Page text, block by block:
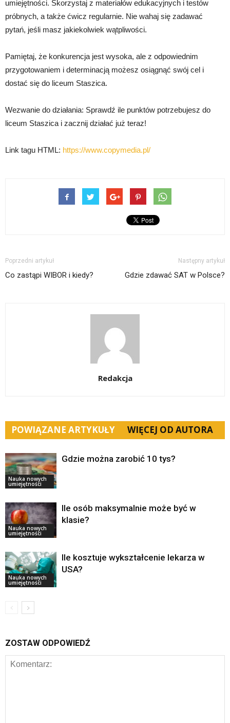
umiejętności. Skorzystaj z materiałów edukacyjnych i testów
próbnych, a także ćwicz regularnie. Nie wahaj się zadawać
pytań, jeśli masz jakiekolwiek wątpliwości.
Pamiętaj, że konkurencja jest wysoka, ale z odpowiednim
przygotowaniem i determinacją możesz osiągnąć swój cel i
dostać się do liceum Staszica.
Wezwanie do działania: Sprawdź ile punktów potrzebujesz do
liceum Staszica i zacznij działać już teraz!
Link tagu HTML: https://www.copymedia.pl/
Poprzedni artykuł
Co zastąpi WIBOR i kiedy?
Następny artykuł
Gdzie zdawać SAT w Polsce?
Redakcja
POWIĄZANE ARTYKUŁY WIĘCEJ OD AUTORA
Nauka nowych
umiejętności
Gdzie można zarobić 10 tys?
Nauka nowych
umiejętności
Ile osób maksymalnie może być w
klasie?
Nauka nowych
umiejętności
Ile kosztuje wykształcenie lekarza w
USA?
ZOSTAW ODPOWIEDŹ